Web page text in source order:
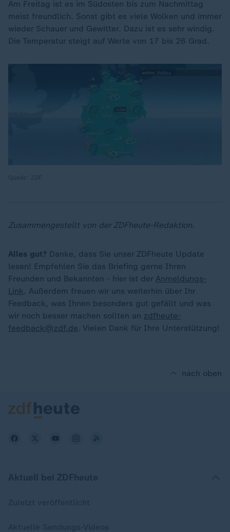
Am Freitag ist es im Südosten bis zum Nachmittag
meist freundlich. Sonst gibt es viele Wolken und immer
wieder Schauer und Gewitter. Dazu ist es sehr windig.
Die Temperatur steigt auf Werte von 17 bis 26 Grad.
Zusammengestellt von der ZDFheute-Redaktion.
Alles gut? Danke, dass Sie unser ZDFheute Update
lesen! Empfehlen Sie das Briefing gerne Ihren
Freunden und Bekannten - hier ist der Anmeldungs-
Link. Außerdem freuen wir uns weiterhin über Ihr
Feedback, was Ihnen besonders gut gefällt und was
wir noch besser machen sollten an zdfheute-
feedback@zdf.de. Vielen Dank für Ihre Unterstützung!
nach oben